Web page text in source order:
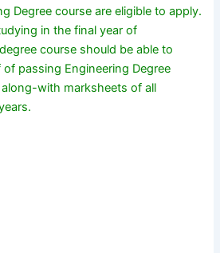
Degree course are eligible to apply.
in the final year of
course should be able to
passing Engineering Degree
with marksheets of all